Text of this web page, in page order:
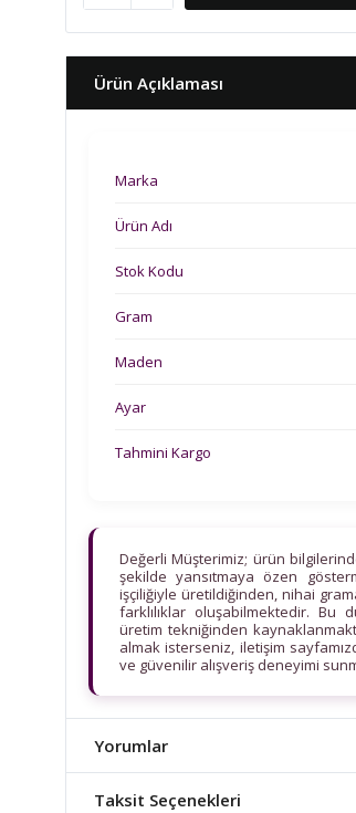
Ürün Açıklaması
Marka
Ürün Adı
Stok Kodu
Gram
Maden
Ayar
Tahmini Kargo
Değerli Müşterimiz; ürün
şekilde yansıtmaya özen
işçiliğiyle üretildiğinden, nihai
farklılıklar oluşabilmektedir. Bu
üretim tekniğinden
almak isterseniz, iletişim
ve güvenilir alışveriş deneyimi
Yorumlar
Taksit Seçenekleri